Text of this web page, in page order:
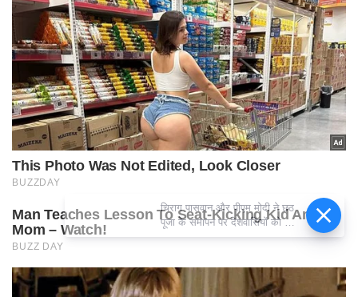
चिराग पासवान और पीएम मोदी ने छठ
पूजा के समापन पर देशवासियों को दी
शुभकामनाएं, छठी मैया से देश की